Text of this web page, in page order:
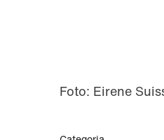
Foto: Eirene